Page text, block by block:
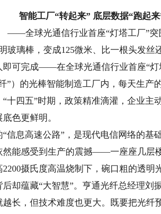
智能工厂“转起来” 底层数据“跑起
——全球光通信行业首座“灯塔工厂”突
璃棒，变成125微米、比一根头发丝
即可完成——在全球光通信行业首座“灯
”）的光棒智能制造工厂内，每天生产
四五”时期，政策精准滴灌，企业主
色更鲜明。
息高速公路”，是现代电信网络的基
然能感受到生产的震撼——一座座几层
摄氏度高温烧制下，碗口粗的透明
蕴藏“大智慧”。亨通光纤总经理刘
长，但技术难度也更大。既要把光纤